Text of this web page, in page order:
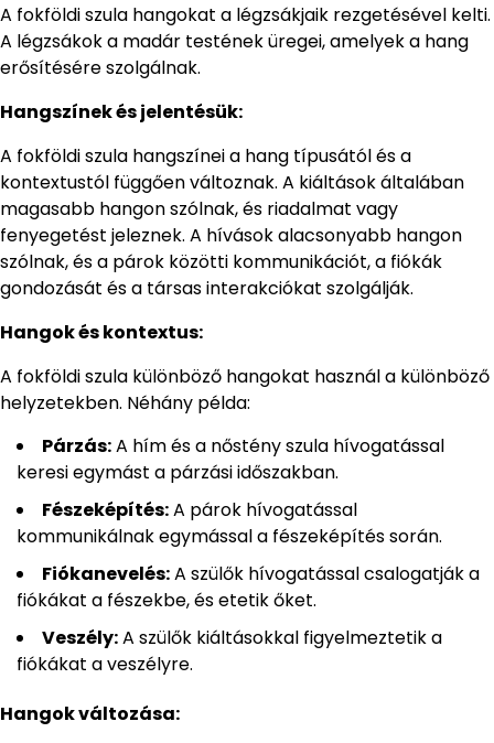
A fokföldi szula hangokat a légzsákjaik rezgetésével kelti.
A légzsákok a madár testének üregei, amelyek a hang
erősítésére szolgálnak.
Hangszínek és jelentésük:
A fokföldi szula hangszínei a hang típusától és a
kontextustól függően változnak. A kiáltások általában
magasabb hangon szólnak, és riadalmat vagy
fenyegetést jeleznek. A hívások alacsonyabb hangon
szólnak, és a párok közötti kommunikációt, a fiókák
gondozását és a társas interakciókat szolgálják.
Hangok és kontextus:
A fokföldi szula különböző hangokat használ a különböző
helyzetekben. Néhány példa:
Párzás:A hím és a nőstény szula hívogatással
keresi egymást a párzási időszakban.
Fészeképítés:A párok hívogatással
kommunikálnak egymással a fészeképítés során.
Fiókanevelés:A szülők hívogatással csalogatják a
fiókákat a fészekbe, és etetik őket.
Veszély:A szülők kiáltásokkal figyelmeztetik a
fiókákat a veszélyre.
Hangok változása: